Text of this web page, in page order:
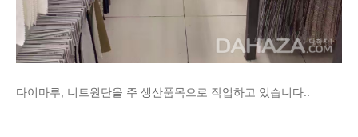
다이마루, 니트원단을 주 생산품목으로 작업하고 있습니다..